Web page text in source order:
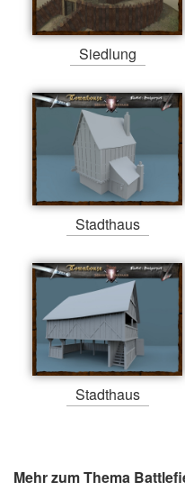
Siedlung
Stadthaus
Stadthaus
Mehr zum Thema